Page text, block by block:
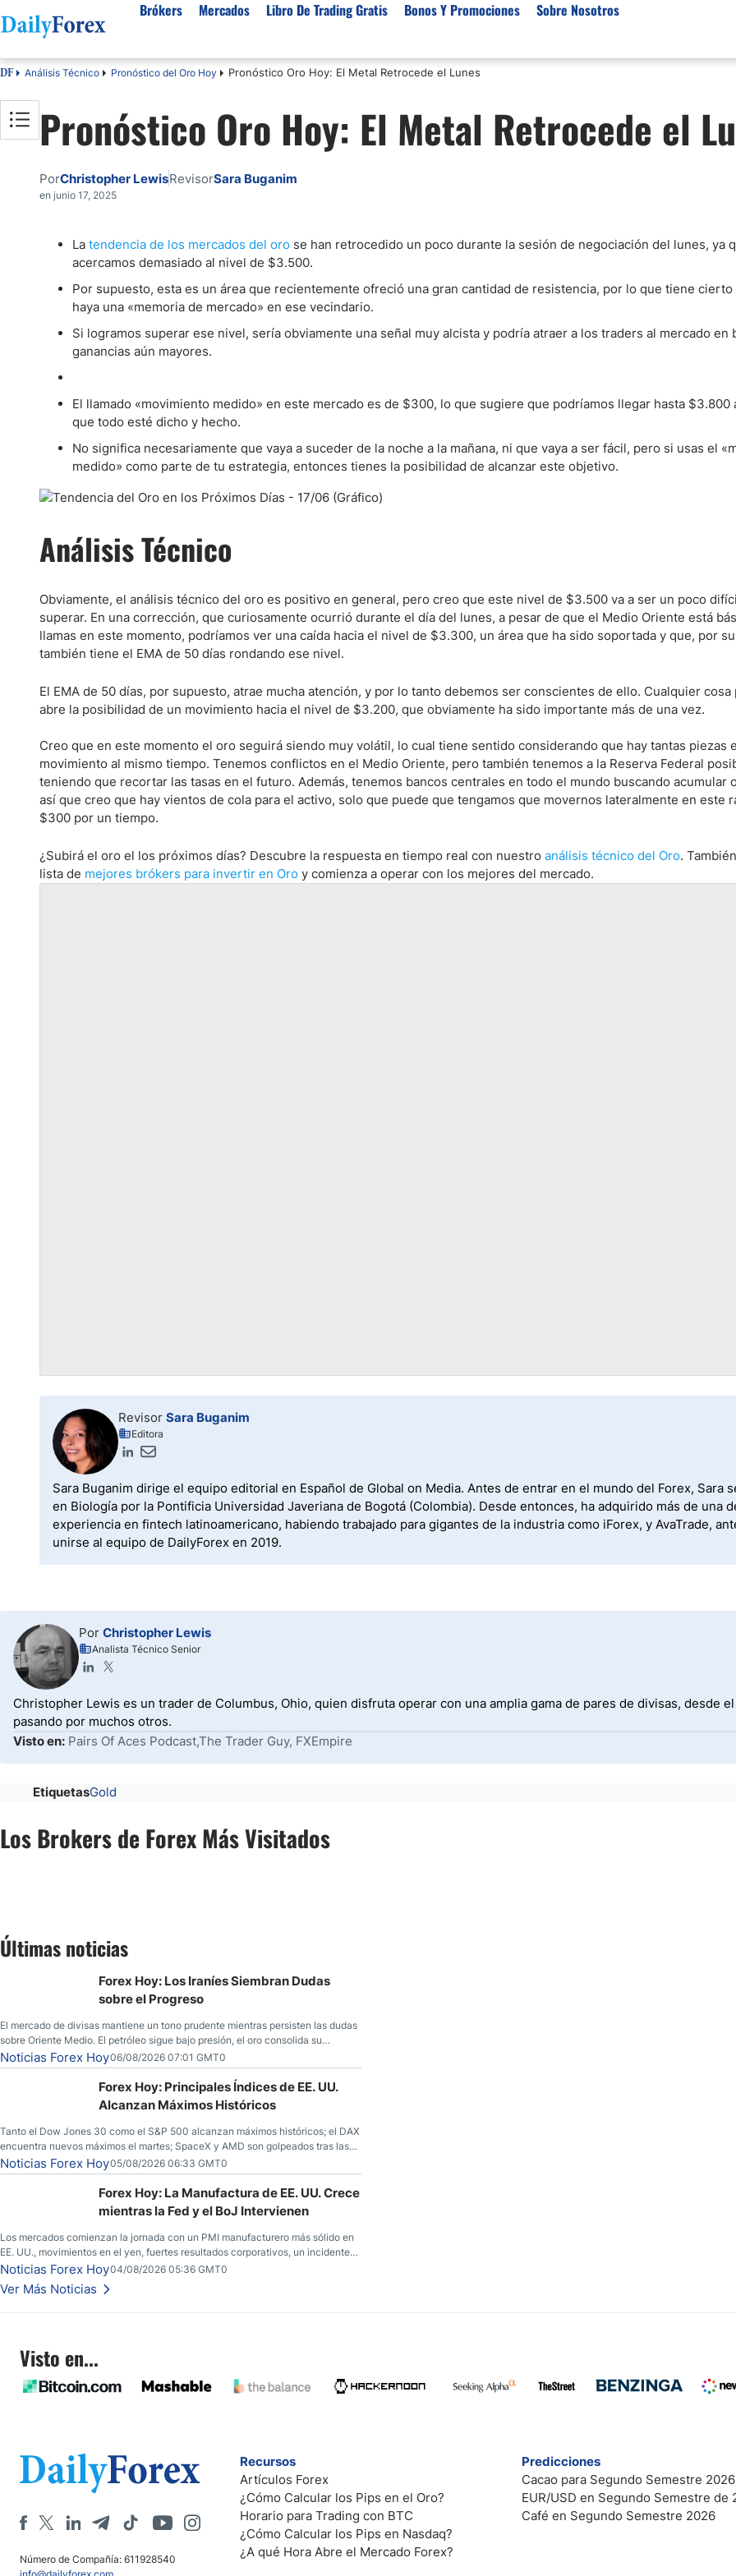
Brókers
España
Argentina
Rep. Dominicana
Mexico
Costa Rica
Venezuela
Guatemala
El Salvador
Peru
Panama
Latinoamérica
Bolivia
Estados Unidos
Brokers Regulados
Brokers Para Scalping
Brokers por Categoría
Lista de Mejores Prop
Empresas de Fondeo
Mercados
Divisas
USD/JPY
EUR/USD
USD/PEN
Materias Primas
Oro (XAU/USD)
Plata (XAG/USD)
Petróleo WTI
Todas las Materias Primas
Indices
IBEX 35
Acciones
Nvidia (NVDA)
Mercado Libre (MELI)
Análisis Forex
Señales Forex Gratis
Mercado de Acciones
Libro De Trading Gratis Bonos Y Promociones Sobre Nosotros
Sobre Nosotros
Política editorial
Cómo generamos ingresos
Nuestra metodología
Por qué confiar en nosotros
DF Análisis Técnico Pronóstico del Oro Hoy Pronóstico Oro Hoy: El Metal Retrocede el Lunes
Pronóstico Oro Hoy: El Metal Retrocede el
PorChristopher LewisRevisorSara Buganim
en junio 17, 2025
La tendencia de los mercados del oro se han retrocedido un poco durante la sesión de negociación del lunes, ya
acercamos demasiado al nivel de $3.500.
Por supuesto, esta es un área que recientemente ofreció una gran cantidad de resistencia, por lo que tiene
haya una «memoria de mercado» en ese vecindario.
Si logramos superar ese nivel, sería obviamente una señal muy alcista y podría atraer a los traders al mercado en
ganancias aún mayores.
El llamado «movimiento medido» en este mercado es de $300, lo que sugiere que podríamos llegar hasta $3.800
que todo esté dicho y hecho.
No significa necesariamente que vaya a suceder de la noche a la mañana, ni que vaya a ser fácil, pero si usas el
medido» como parte de tu estrategia, entonces tienes la posibilidad de alcanzar este objetivo.
Análisis Técnico
Obviamente, el análisis técnico del oro es positivo en general, pero creo que este nivel de $3.500 va a ser un poco
superar. En una corrección, que curiosamente ocurrió durante el día del lunes, a pesar de que el Medio Oriente está
llamas en este momento, podríamos ver una caída hacia el nivel de $3.300, un área que ha sido soportada y que, por
también tiene el EMA de 50 días rondando ese nivel.
El EMA de 50 días, por supuesto, atrae mucha atención, y por lo tanto debemos ser conscientes de ello. Cualquier cosa
abre la posibilidad de un movimiento hacia el nivel de $3.200, que obviamente ha sido importante más de una vez.
Creo que en este momento el oro seguirá siendo muy volátil, lo cual tiene sentido considerando que hay tantas piezas
movimiento al mismo tiempo. Tenemos conflictos en el Medio Oriente, pero también tenemos a la Reserva Federal
teniendo que recortar las tasas en el futuro. Además, tenemos bancos centrales en todo el mundo buscando acumular
así que creo que hay vientos de cola para el activo, solo que puede que tengamos que movernos lateralmente en este
$300 por un tiempo.
¿Subirá el oro el los próximos días? Descubre la respuesta en tiempo real con nuestro análisis técnico del Oro.
lista de mejores brókers para invertir en Oro y comienza a operar con los mejores del mercado.
Revisor Sara Buganim
Editora
Sara Buganim dirige el equipo editorial en Español de Global on Media. Antes de entrar en el mundo del Forex, Sara
en Biología por la Pontificia Universidad Javeriana de Bogotá (Colombia). Desde entonces, ha adquirido más de una
experiencia en fintech latinoamericano, habiendo trabajado para gigantes de la industria como iForex, y AvaTrade,
unirse al equipo de DailyForex en 2019.
Por Christopher Lewis
Analista Técnico Senior
Christopher Lewis es un trader de Columbus, Ohio, quien disfruta operar con una amplia gama de pares de divisas, desde
pasando por muchos otros.
Visto en: Pairs Of Aces Podcast,The Trader Guy, FXEmpire
EtiquetasGold
Los Brokers de Forex Más Visitados
Últimas noticias
Forex Hoy: Los Iraníes Siembran Dudas
sobre el Progreso
El mercado de divisas mantiene un tono prudente mientras persisten las dudas
sobre Oriente Medio. El petróleo sigue bajo presión, el oro consolida su
fortaleza y los operadores esperan nuevas referencias económicas desde
Estados Unidos.
Noticias Forex Hoy06/08/2026 07:01 GMT0
Forex Hoy: Principales Índices de EE. UU.
Alcanzan Máximos Históricos
Tanto el Dow Jones 30 como el S&P 500 alcanzan máximos históricos; el DAX
encuentra nuevos máximos el martes; SpaceX y AMD son golpeados tras las
llamadas de ganancias; el petróleo crudo cae por debajo de los $80 con
nuevas esperanzas; el dólar estadounidense continúa intentando estabilizarse
frente al yen; el peso mexicano ve un repunte a medida que las tasas caen en
Noticias Forex Hoy05/08/2026 06:33 GMT0
Forex Hoy: La Manufactura de EE. UU. Crece
mientras la Fed y el BoJ Intervienen
Los mercados comienzan la jornada con un PMI manufacturero más sólido en
EE. UU., movimientos en el yen, fuertes resultados corporativos, un incidente
de seguridad en Bitcoin y nuevas señales desde el mercado del petróleo.
Noticias Forex Hoy04/08/2026 05:36 GMT0
Ver Más Noticias
Visto en...
Número de Compañía: 611928540
Recursos
Artículos Forex
¿Cómo Calcular los Pips en el Oro?
Horario para Trading con BTC
¿Cómo Calcular los Pips en Nasdaq?
¿A qué Hora Abre el Mercado Forex?
Predicciones
Cacao para Segundo Semestre 2026
EUR/USD en Segundo Semestre de
Café en Segundo Semestre 2026